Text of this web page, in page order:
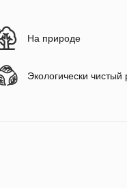
На природе
Экологически чистый